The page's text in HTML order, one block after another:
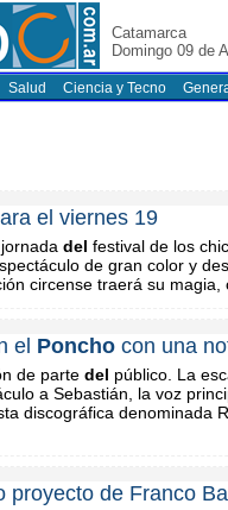
Catamarca
Domingo 09 de
Salud Ciencia y Tecno
el viernes 19
del festival de los
de gran color y
circense traerá su
el Poncho con una
de parte del público. La
a Sebastián, la voz
discográfica denominada
proyecto de Franco